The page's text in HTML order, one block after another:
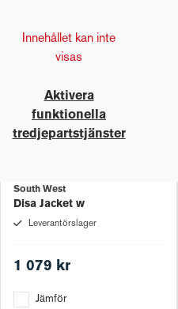
Innehållet kan inte
visas
Aktivera
funktionella
tredjepartstjänster
South West
Disa Jacket w
Leverantörslager
1 079 kr
Jämför